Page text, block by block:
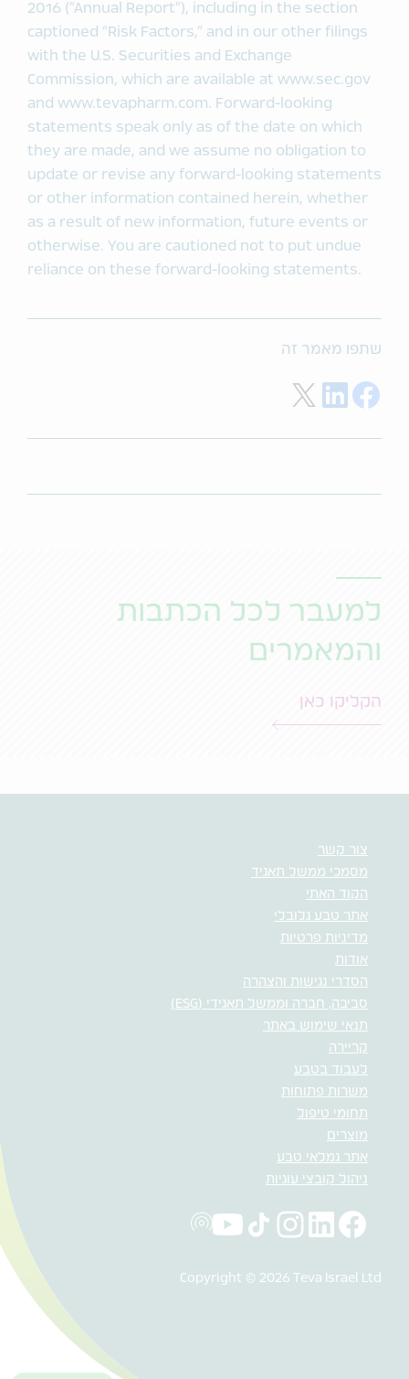
2016 (“Annual Report”), including in the section
captioned “Risk Factors,” and in our other filings
with the U.S. Securities and Exchange
Commission, which are available at www.sec.gov
and www.tevapharm.com. Forward-looking
statements speak only as of the date on which
they are made, and we assume no obligation to
update or revise any forward-looking statements
or other information contained herein, whether
as a result of new information, future events or
otherwise. You are cautioned not to put undue
reliance on these forward-looking statements.
שתפו מאמר זה
Share on Facebook
Share on LinkedIn
למעבר לכל הכתבות
והמאמרים
הקליקו כאן
צור קשר
מסמכי ממשל תאגיד
הקוד האתי
אתר טבע גלובלי
מדיניות פרטיות
אודות
הסדרי נגישות והצהרה
סביבה, חברה וממשל תאגידי (ESG)
תנאי שימוש באתר
קריירה
לעבוד בטבע
משרות פתוחות
תחומי טיפול
מוצרים
אתר גמלאי טבע
ניהול קובצי עוגיות
Copyright © 2026 Teva Israel Ltd